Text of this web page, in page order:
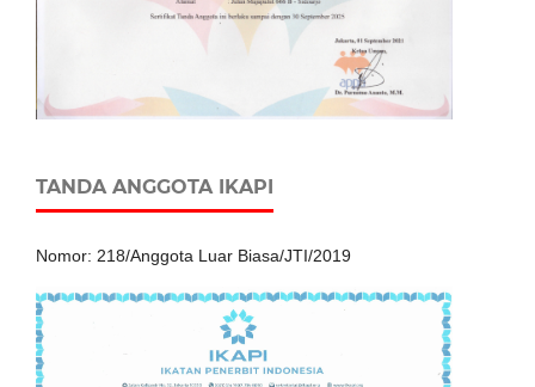
TANDA ANGGOTA IKAPI
Nomor: 218/Anggota Luar Biasa/JTI/2019